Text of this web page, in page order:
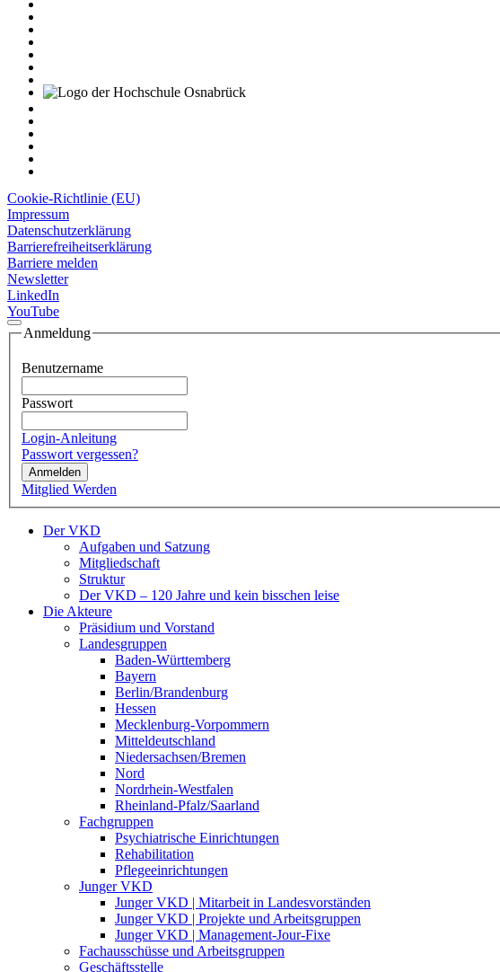
Cookie-Richtlinie (EU)
Impressum
Datenschutzerklärung
Barrierefreiheitserklärung
Barriere melden
Newsletter
LinkedIn
YouTube
Anmeldung
Benutzername
Passwort
Login-Anleitung
Passwort vergessen?
Anmelden
Mitglied Werden
Der VKD
Aufgaben und Satzung
Mitgliedschaft
Struktur
Der VKD – 120 Jahre und kein bisschen leise
Die Akteure
Präsidium und Vorstand
Landesgruppen
Baden-Württemberg
Bayern
Berlin/Brandenburg
Hessen
Mecklenburg-Vorpommern
Mitteldeutschland
Niedersachsen/Bremen
Nord
Nordrhein-Westfalen
Rheinland-Pfalz/Saarland
Fachgruppen
Psychiatrische Einrichtungen
Rehabilitation
Pflegeeinrichtungen
Junger VKD
Junger VKD | Mitarbeit in Landesvorständen
Junger VKD | Projekte und Arbeitsgruppen
Junger VKD | Management-Jour-Fixe
Fachausschüsse und Arbeitsgruppen
Geschäftsstelle